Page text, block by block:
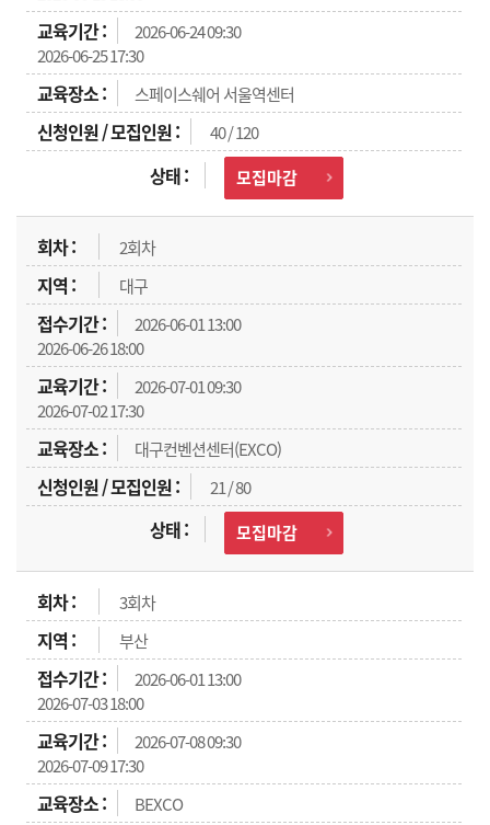
2026-06-24 09:30
2026-06-25 17:30
스페이스쉐어 서울역센터
40 / 120
모집마감
2회차
대구
2026-06-01 13:00
2026-06-26 18:00
2026-07-01 09:30
2026-07-02 17:30
대구컨벤션센터(EXCO)
21 / 80
모집마감
3회차
부산
2026-06-01 13:00
2026-07-03 18:00
2026-07-08 09:30
2026-07-09 17:30
BEXCO